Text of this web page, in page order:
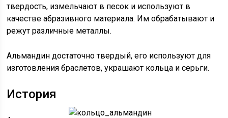
твердость, измельчают в песок и используют в
качестве абразивного материала. Им обрабатывают и
режут различные металлы.
Альмандин достаточно твердый, его используют для
изготовления браслетов, украшают кольца и серьги.
История